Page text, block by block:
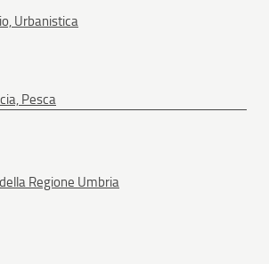
Urbanistica
Pesca
Regione Umbria